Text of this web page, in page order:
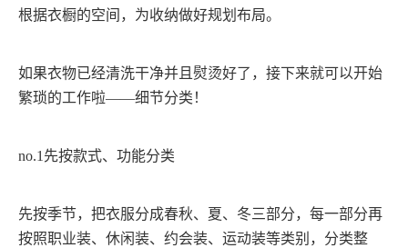
根据衣橱的空间，为收纳做好规划布局。
如果衣物已经清洗干净并且熨烫好了，接下来就可以开始
繁琐的工作啦——细节分类！
no.1先按款式、功能分类
先按季节，把衣服分成春秋、夏、冬三部分，每一部分再
按照职业装、休闲装、约会装、运动装等类别，分类整